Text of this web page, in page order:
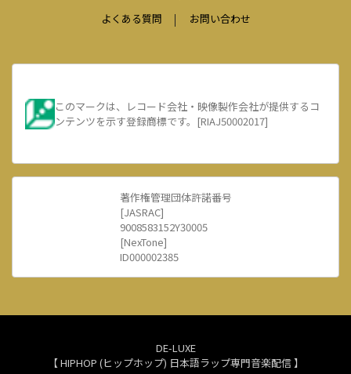
よくある質問
お問い合わせ
このマークは、レコード会社・映像製作会社が提供するコ
ンテンツを示す登録商標です。[RIAJ50002017]
著作権管理団体許諾番号
[JASRAC]
9008583152Y30005
[NexTone]
ID000002385
DE-LUXE
【 HIPHOP (ヒップホップ) 日本語ラップ専門音楽配信 】